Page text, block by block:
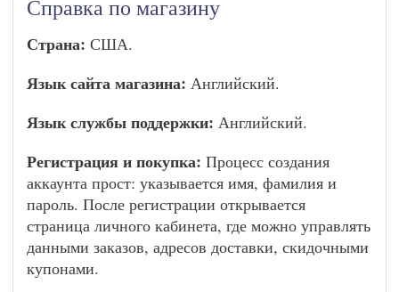
Справка по магазину
Страна: США.
Язык сайта магазина: Английский.
Язык службы поддержки: Английский.
Регистрация и покупка: Процесс создания
аккаунта прост: указывается имя, фамилия и
пароль. После регистрации открывается
страница личного кабинета, где можно управлять
данными заказов, адресов доставки, скидочными
купонами.